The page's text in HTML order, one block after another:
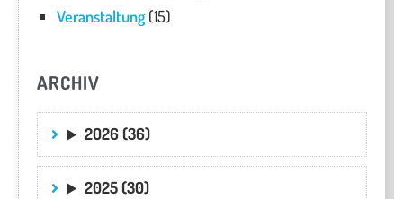
Veranstaltung(15)
ARCHIV
2026 (36)
2025 (30)